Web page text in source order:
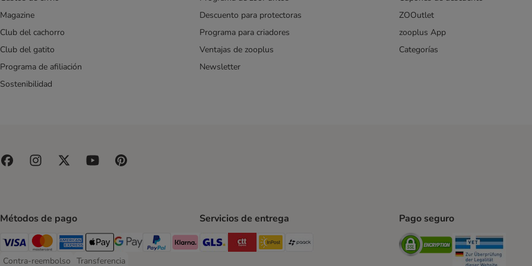
Magazine
Club del cachorro
Club del gatito
Programa de afiliación
Sostenibilidad
Descuento para protectoras
Programa para criadores
Ventajas de zooplus
Newsletter
ZOOutlet
zooplus App
Categorías
Métodos de pago
Visa Payment Method
Mastercard Payment Method
American Express Payment Method
Apple Pay Payment Method
Google Pay Payment Method
PayPal Payment Method
Klarna Payment Method
Contra-reembolso Transferencia
Servicios de entrega
GLS Shipping Method
CTTExpress Shipping Method
InPost Shipping Method
Pago seguro
Security